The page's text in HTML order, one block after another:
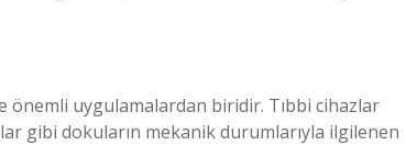
önemli uygulamalardan biridir. Tıbbi cihazlar
gibi dokuların mekanik durumlarıyla ilgilenen